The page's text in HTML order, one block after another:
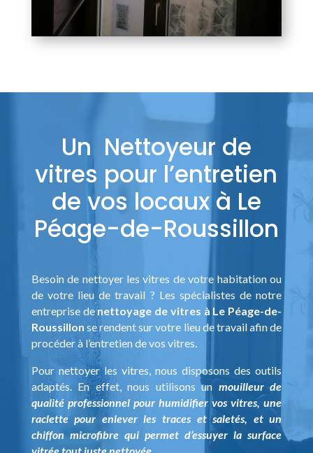
Un Nettoyeur de
vitres pour l’entretien
de vos locaux à Le
Péage-de-Roussillon
Besoin de nettoyer les vitres de votre habitation ou
de votre lieu de travail ? Les spécialistes de notre
entreprise denettoyage de vitres à Le Péage-de-
Roussillon se rendent sur votre lieu de travail afin de
procéder à l’entretien de vos vitres.
Pour nettoyer les vitres, nous disposons des outils
adaptés. En effet, nous utilisons un mouilleur de
qualité professionnel pour humidifier vos vitres, une
raclette pour enlever les traces et saletés, et un
chiffon microfibre qui permet d’essuyer la surface